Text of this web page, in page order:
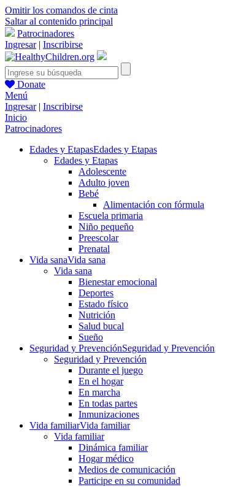
Omitir los comandos de cinta
Saltar al contenido principal
Patrocinadores
Ingresar| Inscribirse
Donate
Menú
Ingresar| Inscribirse
Inicio
Patrocinadores
Edades y EtapasEdades y Etapas
Edades y Etapas
Adolescente
Adulto joven
Bebé
Alimentación con fórmula
Escuela primaria
Niño pequeño
Preescolar
Prenatal
Vida sanaVida sana
Vida sana
Bienestar emocional
Deportes
Estado físico
Nutrición
Salud bucal
Sueño
Seguridad y PrevenciónSeguridad y Prevención
Seguridad y Prevención
Durante el juego
En el hogar
En marcha
En todas partes
Inmunizaciones
Vida familiarVida familiar
Vida familiar
Dinámica familiar
Hogar médico
Medios de comunicación
Participe en su comunidad